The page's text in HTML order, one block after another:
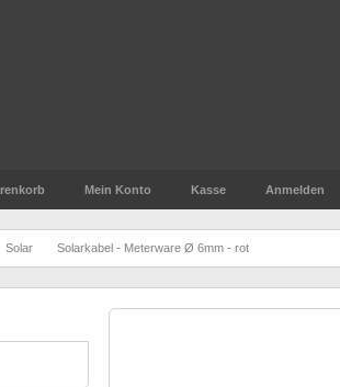
Mein Konto Kasse Anmelden
Solar Solarkabel - Meterware Ø 6mm - rot